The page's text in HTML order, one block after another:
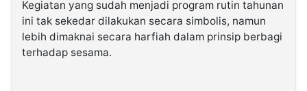
Holding
Kegiatan yang sudah menjadi program rutin tahunan
ini tak sekedar dilakukan secara simbolis, namun
lebih dimaknai secara harfiah dalam prinsip berbagi
terhadap sesama.